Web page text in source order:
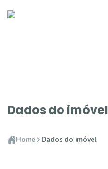
Dados do imóvel
Home Dados do imóvel